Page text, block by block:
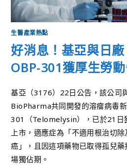
生醫產業熱點
好消息！基亞與日
OBP-301獲厚生勞
基亞（3176）22日公告，該公司
BioPharma共同開發的溶瘤病毒
301（Telomelysin），已於21日
上市，適應症為「不適用根治切
癌」，且因這項藥物已取得孤兒
場獨佔期。